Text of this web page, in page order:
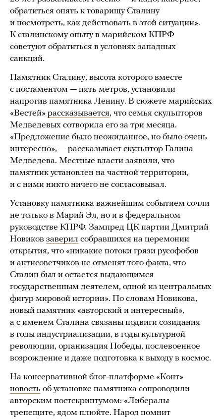
обратиться опять к товарищу Сталину
и посмотреть, как действовать в этой ситуации».
К сталинскому опыту в марийском КПРФ
советуют обратиться в условиях западных
санкций.
Памятник Сталину, высота которого вместе
с постаментом — пять метров, установили
напротив памятника Ленину. В сюжете марийских
«Вестей» рассказывается, что семья скульпторов
Медведевых сотворила его за три месяца.
«Предложение было неожиданное, но было очень
интересно», — рассказывает скульптор Галина
Медведева. Местные власти заявили, что
памятник установлен на частной территории,
и с ними никто ничего не согласовывал.
Установку памятника важнейшим событием сочли
не только в Марий Эл, но и в федеральном
руководстве КПРФ. Зампред ЦК партии Дмитрий
Новиков заверил собравшихся на церемонии
открытия, что «никакие потоки грязи русофобов
и антисоветчиков не отменят того факта, что
Сталин был и остается выдающимся
государственным деятелем, одной из центральных
фигур мировой истории». По словам Новикова,
новый памятник «авторский и интересный»,
а с именем Сталина связаны подвиги созидания
в годы индустриализации, в годы культурной
революции, организация Победы, послевоенное
возрождение и даже подготовка к выходу в космос.
На консервативной блог-платформе «Конт»
новость об установке памятника сопроводили
авторским постскриптумом: «Либералы
трепещите, ядом плюйте. Народ помнит